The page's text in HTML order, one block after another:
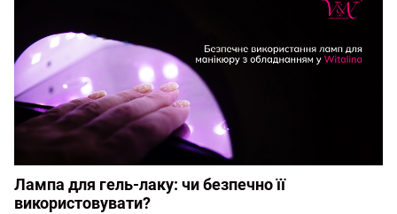
Лампа для гель-лаку: чи безпечно її
використовувати?